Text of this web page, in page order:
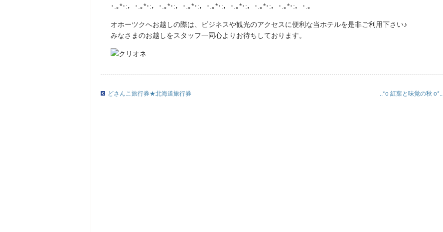
･.｡*･:，･.｡*･:，･.｡*･:，･.｡*･:，･.｡*･:，･.｡*･:，･.｡*･:，･.｡*･:，･.｡
オホーツクへお越しの際は、ビジネスや観光のアクセスに便利な当ホテルを是非ご利用下さい♪
みなさまのお越しをスタッフ一同心よりお待ちしております。
どさんこ旅行券★北海道旅行券 ..*o 紅葉と味覚の秋 o*..